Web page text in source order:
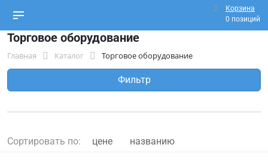
Корзина
0 позиций
Торговое оборудование
Главная Каталог Торговое оборудование
Фильтр
Сортировать по: цене названию